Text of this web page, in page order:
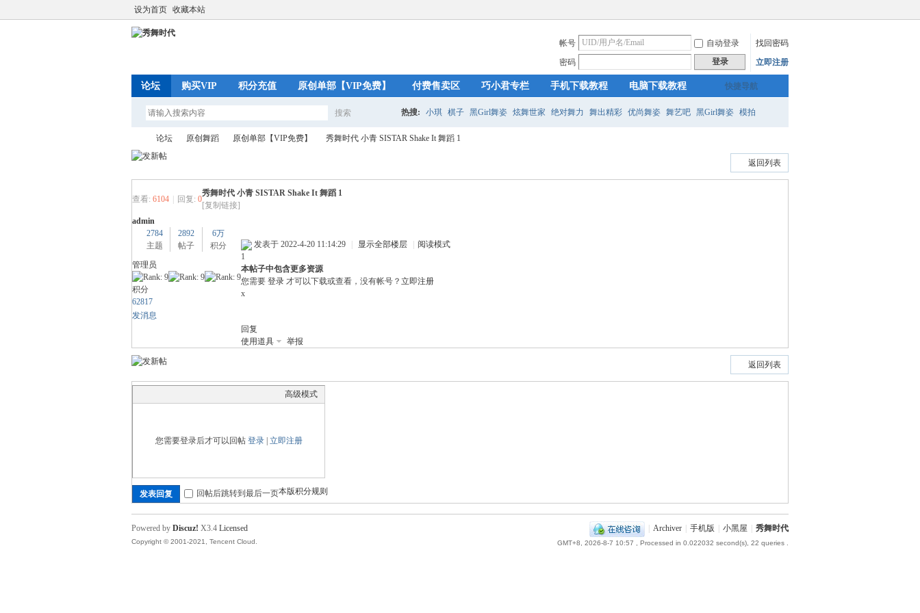
设为首页 收藏本站
帐号 自动登录
找回密码
密码
登录 立即注册
快捷导航
论坛 购买VIP 积分充值 原创单部【VIP免费】 付费售卖区 巧小君专栏 手机下载教程 电脑下载教程
搜索
搜
热搜: 小琪 棋子 黑Girl舞姿 炫舞世家 绝对舞力 舞出精彩 优尚舞姿 舞艺吧 黑Girl舞姿 模拍
秀 »
论坛
›
原创舞蹈
›
原创单部【VIP免费】
›
秀舞时代 小青 SISTAR Shake It 舞蹈 1
返回列表
查看: 6104 回复: 0
秀舞时代 小青 SISTAR Shake It 舞蹈 1
[复制链接]
admin
2784
主题
2892
帖子
6万
积分
管理员
积分
62817
发消息
发表于 2022-4-20 11:14:29 显示全部楼层
阅读模式
1
本帖子中包含更多资源
您需要 登录 才可以下载或查看，没有帐号？ 立即注册
x
回复
使用道具
举报
返回列表
高级模式
您需要登录后才可以回帖 登录| 立即注册
本版积分规则
发表回复 回帖后跳转到最后一页
Archiver 手机版 小黑屋 秀舞时代
GMT+8, 2026-8-7 10:57 , Processed in 0.022032 second(s), 22 queries .
Powered by Discuz! X3.4 Licensed
Copyright © 2001-2021, Tencent Cloud.